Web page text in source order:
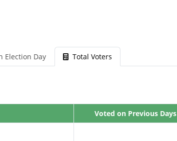
Election Day Total Voters
Voted on Previous Days